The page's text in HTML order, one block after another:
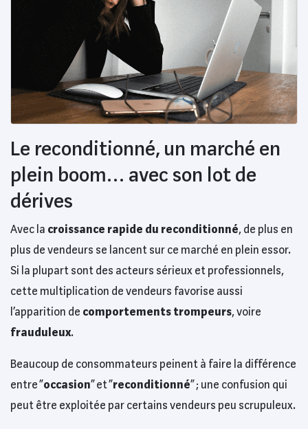
Le reconditionné, un marché en
plein boom… avec son lot de
dérives
Avec la croissance rapide du reconditionné, de plus en
plus de vendeurs se lancent sur ce marché en plein essor.
Si la plupart sont des acteurs sérieux et professionnels,
cette multiplication de vendeurs favorise aussi
l’apparition de comportements trompeurs, voire
frauduleux.
Beaucoup de consommateurs peinent à faire la différence
entre “occasion” et “reconditionné” ; une confusion qui
peut être exploitée par certains vendeurs peu scrupuleux.